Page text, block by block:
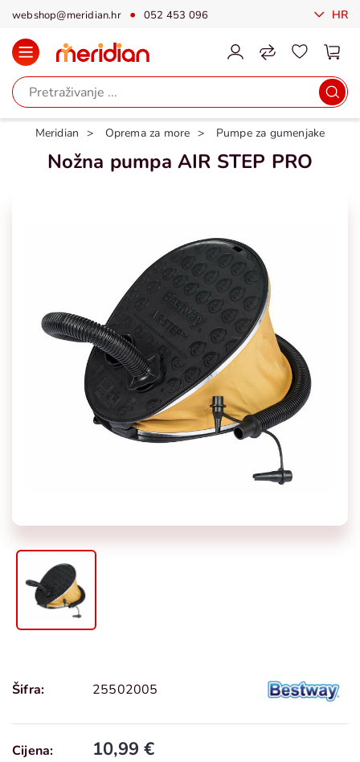
webshop@meridian.hr 052 453 096 HR
Meridian Oprema za more Pumpe za gumenjake
Nožna pumpa AIR STEP PRO
Šifra: 25502005
Cijena: 10,99 €